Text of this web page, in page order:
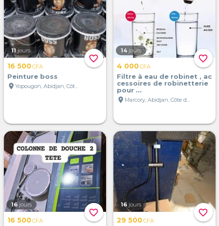
favorite_border
11 jours
16 500CFA
Peinture boss
location_on
Yopougon, Abidjan, Côte d'Ivoire
favorite_border
14 jours
4 000CFA
Filtre à eau de robinet , ac
cessoires de robinetterie
pour ...
location_on
Marcory, Abidjan, Côte d'Ivoire
favorite_border
16 jours
16 500CFA
favorite_border
16 jours
29 500CFA